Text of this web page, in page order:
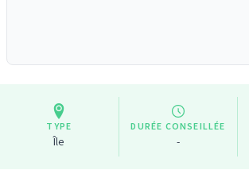
TYPE
Île
DURÉE CONSEILLÉE
-